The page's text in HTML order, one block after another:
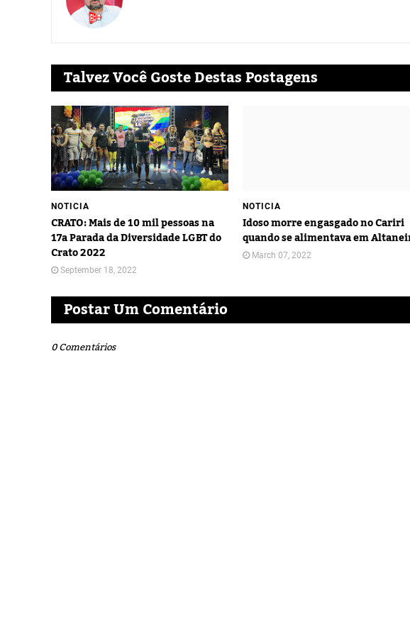
Talvez Você Goste Destas Postagens
NOTICIA
CRATO: Mais de 10 mil pessoas na
17a Parada da Diversidade LGBT do
Crato 2022
September 18, 2022
NOTICIA
Idoso morre engasgado no Cariri
quando se alimentava em
March 07, 2022
Postar Um Comentário
0 Comentários